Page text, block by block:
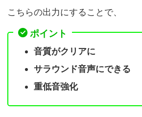
こちらの出力にすることで、
ポイント
音質がクリアに
サラウンド音声にできる
重低音強化